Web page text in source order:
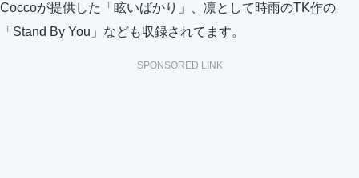
Coccoが提供した「眩いばかり」、凛として時雨のTK作の
「Stand By You」なども収録されてます。
SPONSORED LINK